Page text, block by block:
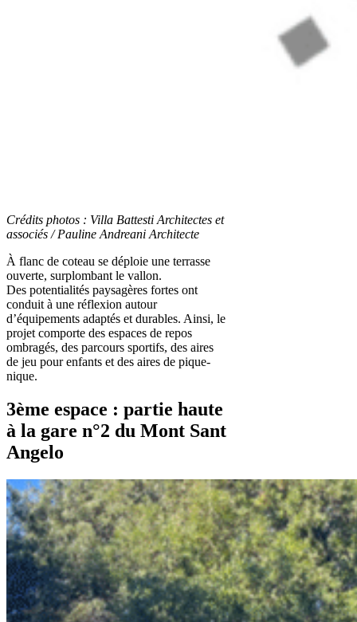
Crédits photos : Villa Battesti Architectes et
associés /Pauline Andreani Architecte
À flanc de coteau se déploie une terrasse
ouverte, surplombant le vallon.
Des potentialités paysagères fortes ont
conduit à une réflexion autour
d’équipements adaptés et durables. Ainsi, le
projet comporte des espaces de repos
ombragés, des parcours sportifs, des aires
de jeu pour enfants et des aires de pique-
nique.
3ème espace : partie haute
à la gare n°2 du Mont Sant
Angelo